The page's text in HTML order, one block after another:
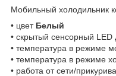
Мобильный холодильник
• цвет Белый
• скрытый сенсорный LED
• температура в режиме
• температура в режиме
• работа от сети/